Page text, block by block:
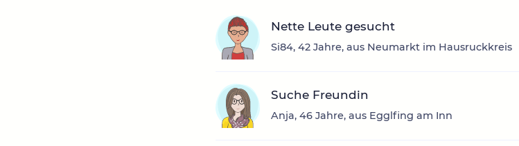
Nette Leute gesucht
Si84, 42 Jahre, aus Neumarkt im Hausruckkreis
Suche Freundin
Anja, 46 Jahre, aus Egglfing am Inn